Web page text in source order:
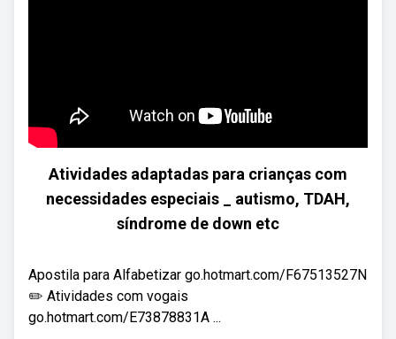
Atividades adaptadas para crianças com
necessidades especiais _ autismo, TDAH,
síndrome de down etc
Apostila para Alfabetizar go.hotmart.com/F67513527N
✏️ Atividades com vogais
go.hotmart.com/E73878831A ...